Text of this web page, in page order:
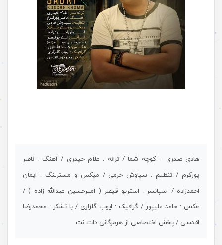
هادی صدری – کوچه شما / ترانه : غلام حیدری / آهنگ : ناصر
پورکرم / تنظیم : سیاوش خرمی / میکس و مسترینگ : ایمان
احمدزاده / اسپانسر : استریو قیصر ( امیرحسین عبدالله زاده ) /
عکس : حامد علیپور / گرافیک : ایوب گلزاری / با تشکر : محمدرضا
اقدسی / پخش اختصاصی از هرمزگانی دات نت